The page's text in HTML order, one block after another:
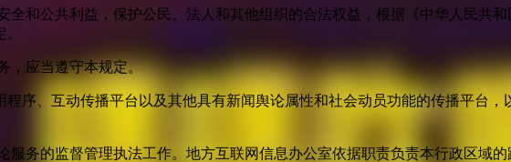
全和公共利益，保护公民、法人和其他组织的合法权益，根据《中华人民共
，应当遵守本规定。
序、互动传播平台以及其他具有新闻舆论属性和社会动员功能的传播平台
服务的监督管理执法工作。地方互联网信息办公室依据职责负责本行政区域